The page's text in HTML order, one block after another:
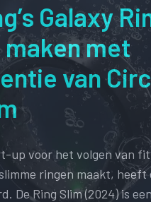
Galaxy
met
van
up voor het volgen van
ringen maakt, heeft
De Ring Slim (2024) is